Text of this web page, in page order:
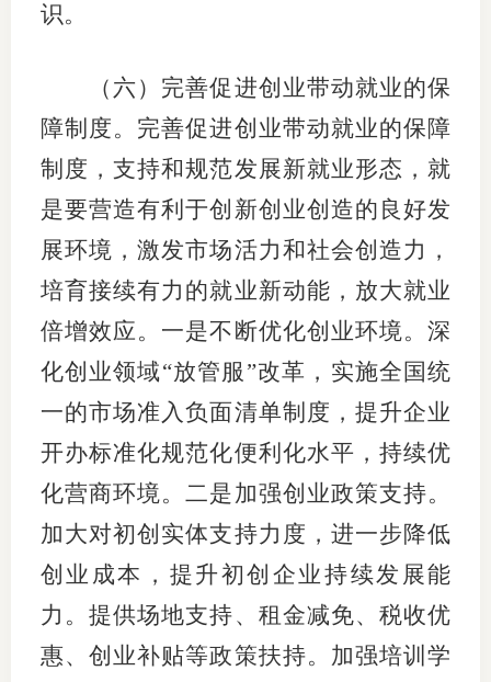
识。
（六）完善促进创业带动就业的保
障制度。完善促进创业带动就业的保障
制度，支持和规范发展新就业形态，就
是要营造有利于创新创业创造的良好发
展环境，激发市场活力和社会创造力，
培育接续有力的就业新动能，放大就业
倍增效应。一是不断优化创业环境。深
化创业领域“放管服”改革，实施全国统
一的市场准入负面清单制度，提升企业
开办标准化规范化便利化水平，持续优
化营商环境。二是加强创业政策支持。
加大对初创实体支持力度，进一步降低
创业成本，提升初创企业持续发展能
力。提供场地支持、租金减免、税收优
惠、创业补贴等政策扶持。加强培训学